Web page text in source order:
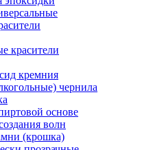
красители
кремния
чернила
основе
волн
(крошка)